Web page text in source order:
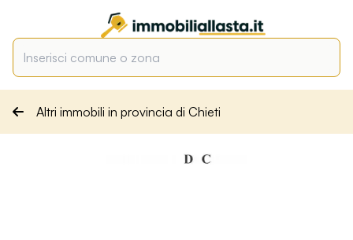
Altri immobili in provincia di Chieti